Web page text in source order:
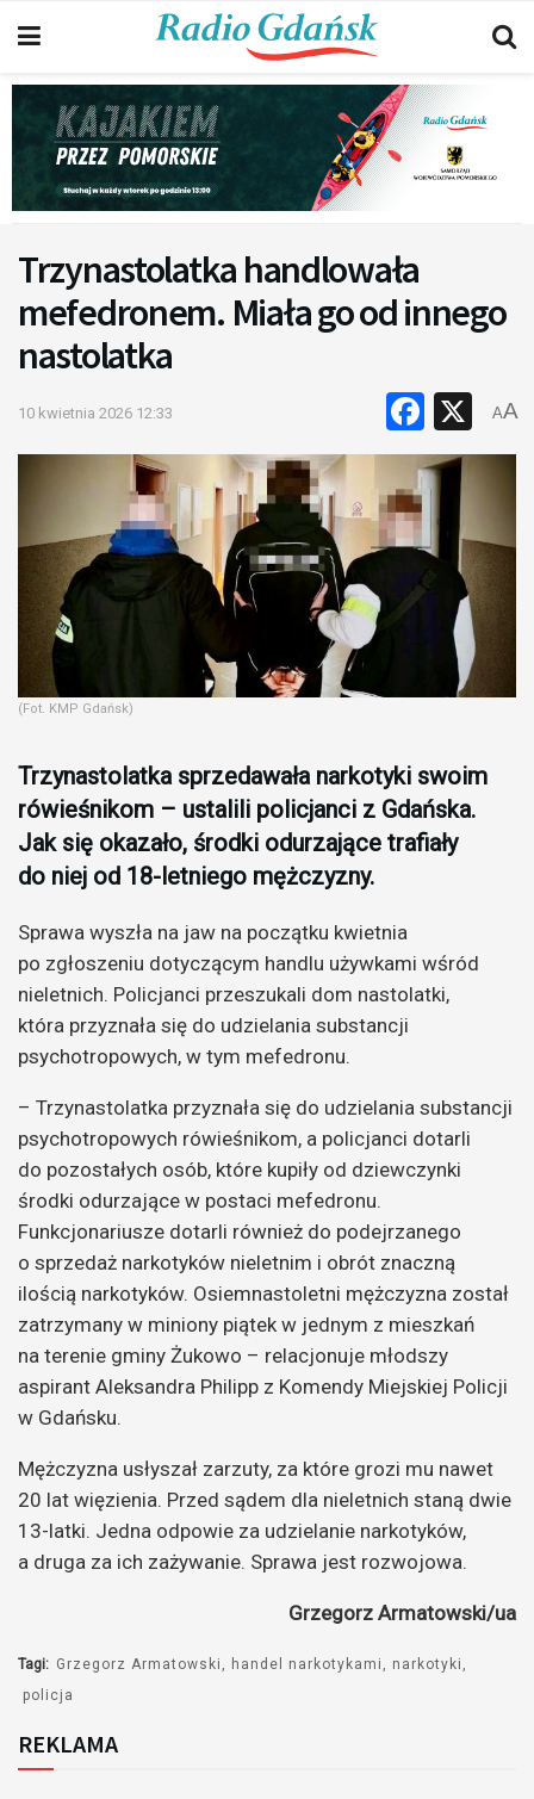
Trzynastolatka handlowała
mefedronem. Miała go od innego
nastolatka
10 kwietnia 2026 12:33 X
AA
(Fot. KMP Gdańsk)
Trzynastolatka sprzedawała narkotyki swoim
rówieśnikom – ustalili policjanci z Gdańska.
Jak się okazało, środki odurzające trafiały
do niej od 18-letniego mężczyzny.
Sprawa wyszła na jaw na początku kwietnia
po zgłoszeniu dotyczącym handlu używkami wśród
nieletnich. Policjanci przeszukali dom nastolatki,
która przyznała się do udzielania substancji
psychotropowych, w tym mefedronu.
– Trzynastolatka przyznała się do udzielania substancji
psychotropowych rówieśnikom, a policjanci dotarli
do pozostałych osób, które kupiły od dziewczynki
środki odurzające w postaci mefedronu.
Funkcjonariusze dotarli również do podejrzanego
o sprzedaż narkotyków nieletnim i obrót znaczną
ilością narkotyków. Osiemnastoletni mężczyzna został
zatrzymany w miniony piątek w jednym z mieszkań
na terenie gminy Żukowo – relacjonuje młodszy
aspirant Aleksandra Philipp z Komendy Miejskiej Policji
w Gdańsku.
Mężczyzna usłyszał zarzuty, za które grozi mu nawet
20 lat więzienia. Przed sądem dla nieletnich staną dwie
13-latki. Jedna odpowie za udzielanie narkotyków,
a druga za ich zażywanie. Sprawa jest rozwojowa.
Grzegorz Armatowski/ua
Tagi: Grzegorz Armatowski handel narkotykami
narkotyki
policja
REKLAMA